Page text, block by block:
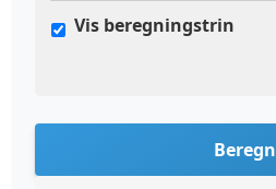
Vis beregningstrin
Beregn